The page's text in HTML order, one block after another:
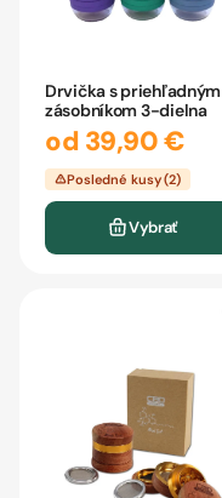
Drvička s priehľadným
zásobníkom 3-dielna
od 39,90 €
Posledné kusy (2)
Vybrať